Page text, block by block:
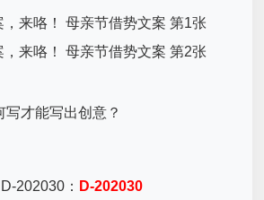
写才能写出创意？
D-202030： D-202030